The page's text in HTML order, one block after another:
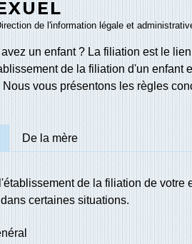
de l'information légale et
un enfant ? La filiation est le
de la filiation d'un enfant
vous présentons les règles
De la mère
de la filiation de
certaines situations.